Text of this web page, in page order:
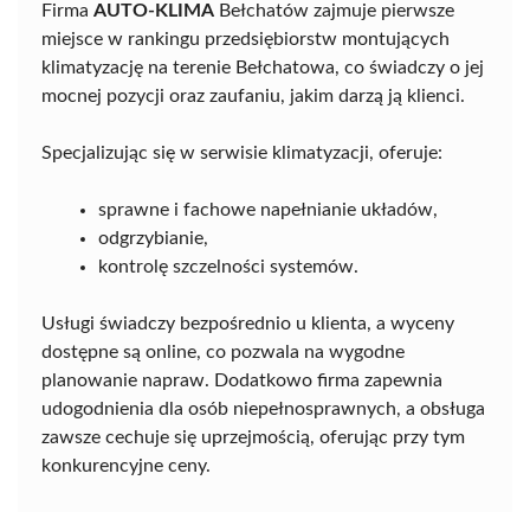
Firma AUTO-KLIMA Bełchatów zajmuje pierwsze
miejsce w rankingu przedsiębiorstw montujących
klimatyzację na terenie Bełchatowa, co świadczy o jej
mocnej pozycji oraz zaufaniu, jakim darzą ją klienci.
Specjalizując się w serwisie klimatyzacji, oferuje:
sprawne i fachowe napełnianie układów,
odgrzybianie,
kontrolę szczelności systemów.
Usługi świadczy bezpośrednio u klienta, a wyceny
dostępne są online, co pozwala na wygodne
planowanie napraw. Dodatkowo firma zapewnia
udogodnienia dla osób niepełnosprawnych, a obsługa
zawsze cechuje się uprzejmością, oferując przy tym
konkurencyjne ceny.